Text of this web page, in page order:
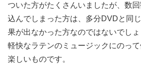
ついた方がたくさんいましたが、数
込んでしまった方は、多分DVDと同
果が出なかった方なのではないでしょ
軽快なラテンのミュージックにのって
楽しいものです。